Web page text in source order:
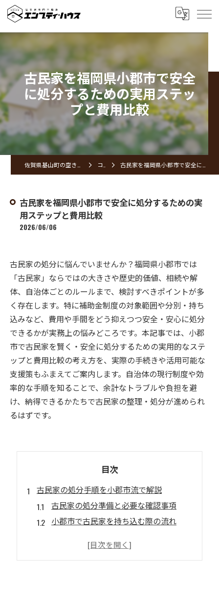
古民家を福岡県小郡市で安全
に処分するための実用ステッ
プと費用比較
コラム 古民家を福岡県小郡市で安全に処分するための実用ステップと費用比較
古民家を福岡県小郡市で安全に処分するための実
用ステップと費用比較
2026/06/06
古民家の処分に悩んでいませんか？福岡県小郡市では
「古民家」ならではの大きさや歴史的価値、相続や解
体、自治体ごとのルールまで、検討すべきポイントが多
く存在します。特に補助金制度の対象範囲や分別・持ち
込みなど、費用や手間をどう抑えつつ安全・安心に処分
できるかが実務上の悩みどころです。本記事では、小郡
市で古民家を賢く・安全に処分するための実用的なステ
ップと費用比較の考え方を、実際の手続きや活用可能な
支援策もふまえてご案内します。自治体の現行制度や効
率的な手順を知ることで、余計なトラブルや負担を避
け、納得できるかたちで古民家の整理・処分が進められ
るはずです。
目次
古民家の処分手順を小郡市流で解説
古民家の処分準備と必要な確認事項
小郡市で古民家を持ち込む際の流れ
古民家処分で失敗しない分別の実践法